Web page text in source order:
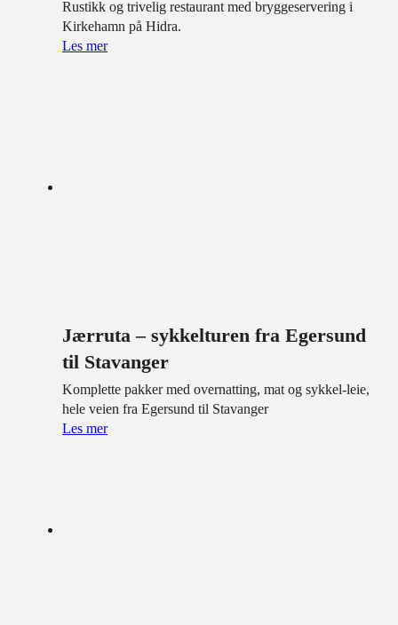
Rustikk og trivelig restaurant med bryggeservering i
Kirkehamn på Hidra.
Les mer
Jærruta – sykkelturen fra Egersund
til Stavanger
Komplette pakker med overnatting, mat og sykkel-leie,
hele veien fra Egersund til Stavanger
Les mer